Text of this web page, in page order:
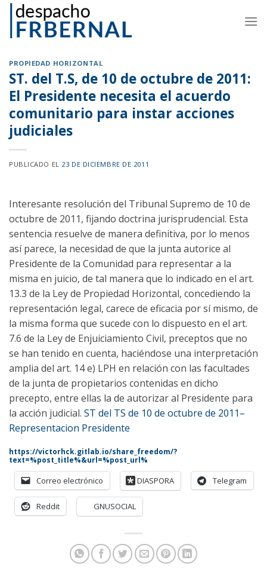
Skip
content
PROPIEDAD HORIZONTAL
ST. del T.S, de 10 de octubre de 2011:
El Presidente necesita el acuerdo
comunitario para instar acciones
judiciales
PUBLICADO EL 23 DE DICIEMBRE DE 2011
Interesante resolución del Tribunal Supremo de 10 de
octubre de 2011, fijando doctrina jurisprudencial. Esta
sentencia resuelve de manera definitiva, por lo menos
así parece, la necesidad de que la junta autorice al
Presidente de la Comunidad para representar a la
misma en juicio, de tal manera que lo indicado en el art.
13.3 de la Ley de Propiedad Horizontal, concediendo la
representación legal, carece de eficacia por sí mismo, de
la misma forma que sucede con lo dispuesto en el art.
7.6 de la Ley de Enjuiciamiento Civil, preceptos que no
se han tenido en cuenta, haciéndose una interpretación
amplia del art. 14 e) LPH en relación con las facultades
de la junta de propietarios contenidas en dicho
precepto, entre ellas la de autorizar al Presidente para
la acción judicial. ST del TS de 10 de octubre de 2011–
Representacion Presidente
https://victorhck.gitlab.io/share_freedom/?
text=%post_title%&url=%post_url%
Correo electrónico DIASPORA Telegram
Reddit GNUSOCIAL